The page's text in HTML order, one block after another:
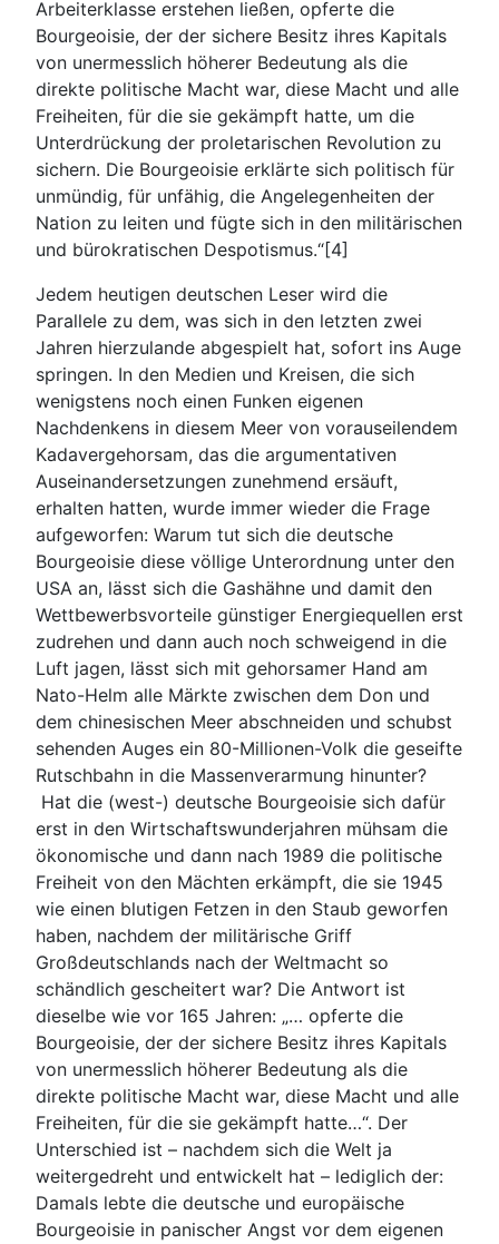
Arbeiterklasse erstehen ließen, opferte die
Bourgeoisie, der der sichere Besitz ihres Kapitals
von unermesslich höherer Bedeutung als die
direkte politische Macht war, diese Macht und alle
Freiheiten, für die sie gekämpft hatte, um die
Unterdrückung der proletarischen Revolution zu
sichern. Die Bourgeoisie erklärte sich politisch für
unmündig, für unfähig, die Angelegenheiten der
Nation zu leiten und fügte sich in den militärischen
und bürokratischen Despotismus.“[4]
Jedem heutigen deutschen Leser wird die
Parallele zu dem, was sich in den letzten zwei
Jahren hierzulande abgespielt hat, sofort ins Auge
springen. In den Medien und Kreisen, die sich
wenigstens noch einen Funken eigenen
Nachdenkens in diesem Meer von vorauseilendem
Kadavergehorsam, das die argumentativen
Auseinandersetzungen zunehmend ersäuft,
erhalten hatten, wurde immer wieder die Frage
aufgeworfen: Warum tut sich die deutsche
Bourgeoisie diese völlige Unterordnung unter den
USA an, lässt sich die Gashähne und damit den
Wettbewerbsvorteile günstiger Energiequellen erst
zudrehen und dann auch noch schweigend in die
Luft jagen, lässt sich mit gehorsamer Hand am
Nato-Helm alle Märkte zwischen dem Don und
dem chinesischen Meer abschneiden und schubst
sehenden Auges ein 80-Millionen-Volk die geseifte
Rutschbahn in die Massenverarmung hinunter?
Hat die (west-) deutsche Bourgeoisie sich dafür
erst in den Wirtschaftswunderjahren mühsam die
ökonomische und dann nach 1989 die politische
Freiheit von den Mächten erkämpft, die sie 1945
wie einen blutigen Fetzen in den Staub geworfen
haben, nachdem der militärische Griff
Großdeutschlands nach der Weltmacht so
schändlich gescheitert war? Die Antwort ist
dieselbe wie vor 165 Jahren: „… opferte die
Bourgeoisie, der der sichere Besitz ihres Kapitals
von unermesslich höherer Bedeutung als die
direkte politische Macht war, diese Macht und alle
Freiheiten, für die sie gekämpft hatte…“. Der
Unterschied ist – nachdem sich die Welt ja
weitergedreht und entwickelt hat – lediglich der:
Damals lebte die deutsche und europäische
Bourgeoisie in panischer Angst vor dem eigenen